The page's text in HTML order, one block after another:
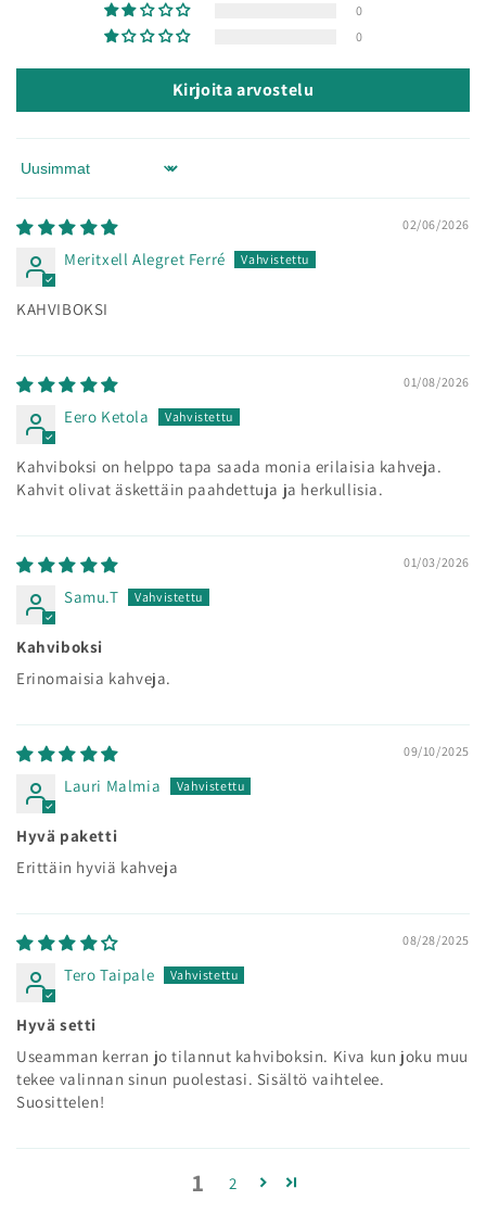
0
0
Kirjoita arvostelu
Sort by
02/06/2026
Meritxell Alegret Ferré
KAHVIBOKSI
01/08/2026
Eero Ketola
Kahviboksi on helppo tapa saada monia erilaisia kahveja.
Kahvit olivat äskettäin paahdettuja ja herkullisia.
01/03/2026
Samu.T
Kahviboksi
Erinomaisia kahveja.
09/10/2025
Lauri Malmia
Hyvä paketti
Erittäin hyviä kahveja
08/28/2025
Tero Taipale
Hyvä setti
Useamman kerran jo tilannut kahviboksin. Kiva kun joku muu
tekee valinnan sinun puolestasi. Sisältö vaihtelee.
Suosittelen!
1 2